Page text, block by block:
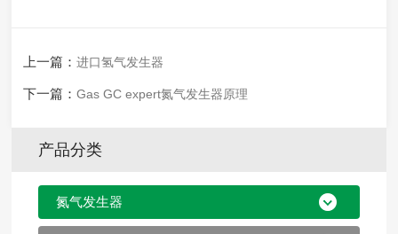
上一篇：进口氢气发生器
下一篇：Gas GC expert氮气发生器原理
产品分类
氮气发生器